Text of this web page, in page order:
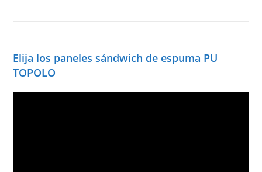
Elija los paneles sándwich de espuma PU
TOPOLO